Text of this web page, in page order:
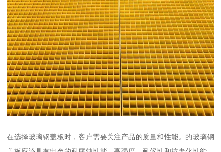
在选择玻璃钢盖板时，客户需要关注产品的质量和性能。的玻璃钢